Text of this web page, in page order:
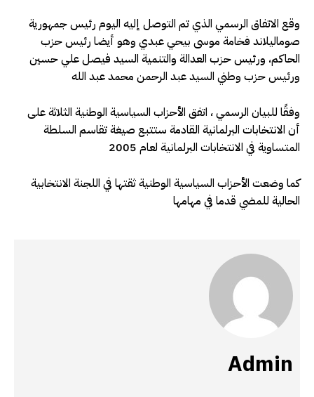
وقع الاتفاق الرسمي الذي تم التوصل إليه اليوم رئيس جمهورية
صوماليلاند فخامة موسى بيحي عبدي وهو أيضا رئيس حزب
الحاكم، ورئيس حزب العدالة والتنمية السيد فيصل علي حسين
ورئيس حزب وطني السيد عبد الرحمن محمد عبد الله
وفقًا للبيان الرسمي ، اتفق الأحزاب السياسية الوطنية الثلاثة على
أن الانتخابات البرلمانية القادمة ستتبع صيغة تقاسم السلطة
المتساوية في الانتخابات البرلمانية لعام 2005
كما وضعت الأحزاب السياسية الوطنية ثقتها في اللجنة الانتخابية
الحالية للمضي قدما في مهامها
Admin